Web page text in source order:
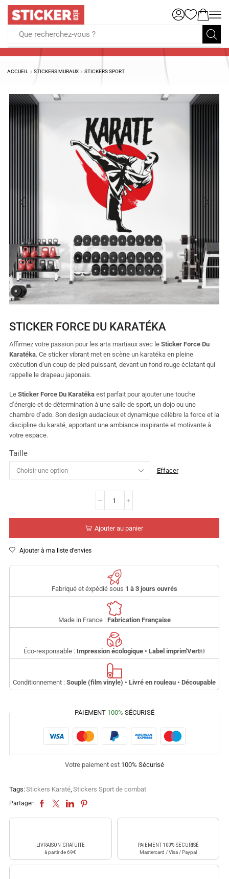
Que recherchez-vous ?
ACCUEIL STICKERS MURAUX STICKERS SPORT
STICKER FORCE DU KARATÉKA
Affirmez votre passion pour les arts martiaux avec le Sticker Force Du
Karatéka. Ce sticker vibrant met en scène un karatéka en pleine
exécution d’un coup de pied puissant, devant un fond rouge éclatant qui
rappelle le drapeau japonais.
Le Sticker Force Du Karatéka est parfait pour ajouter une touche
d’énergie et de détermination à une salle de sport, un dojo ou une
chambre d’ado. Son design audacieux et dynamique célèbre la force et la
discipline du karaté, apportant une ambiance inspirante et motivante à
votre espace.
Taille
Effacer
Ajouter au panier
Ajouter à ma liste d'envies
Fabriqué et éxpédié sous 1 à 3 jours ouvrés
Made in France : Fabrication Française
Éco-responsable : Impression écologique • Label imprim'Vert®
Conditionnement : Souple (film vinyle) • Livré en rouleau • Découpable
PAIEMENT 100% SÉCURISÉ
Votre paiement est 100% Sécurisé
Tags:Stickers Karaté, Stickers Sport de combat
Partager:
LIVRAISON GRATUITE
à partir de 69€
PAIEMENT 100% SÉCURISÉ
Mastercard / Visa / Paypal